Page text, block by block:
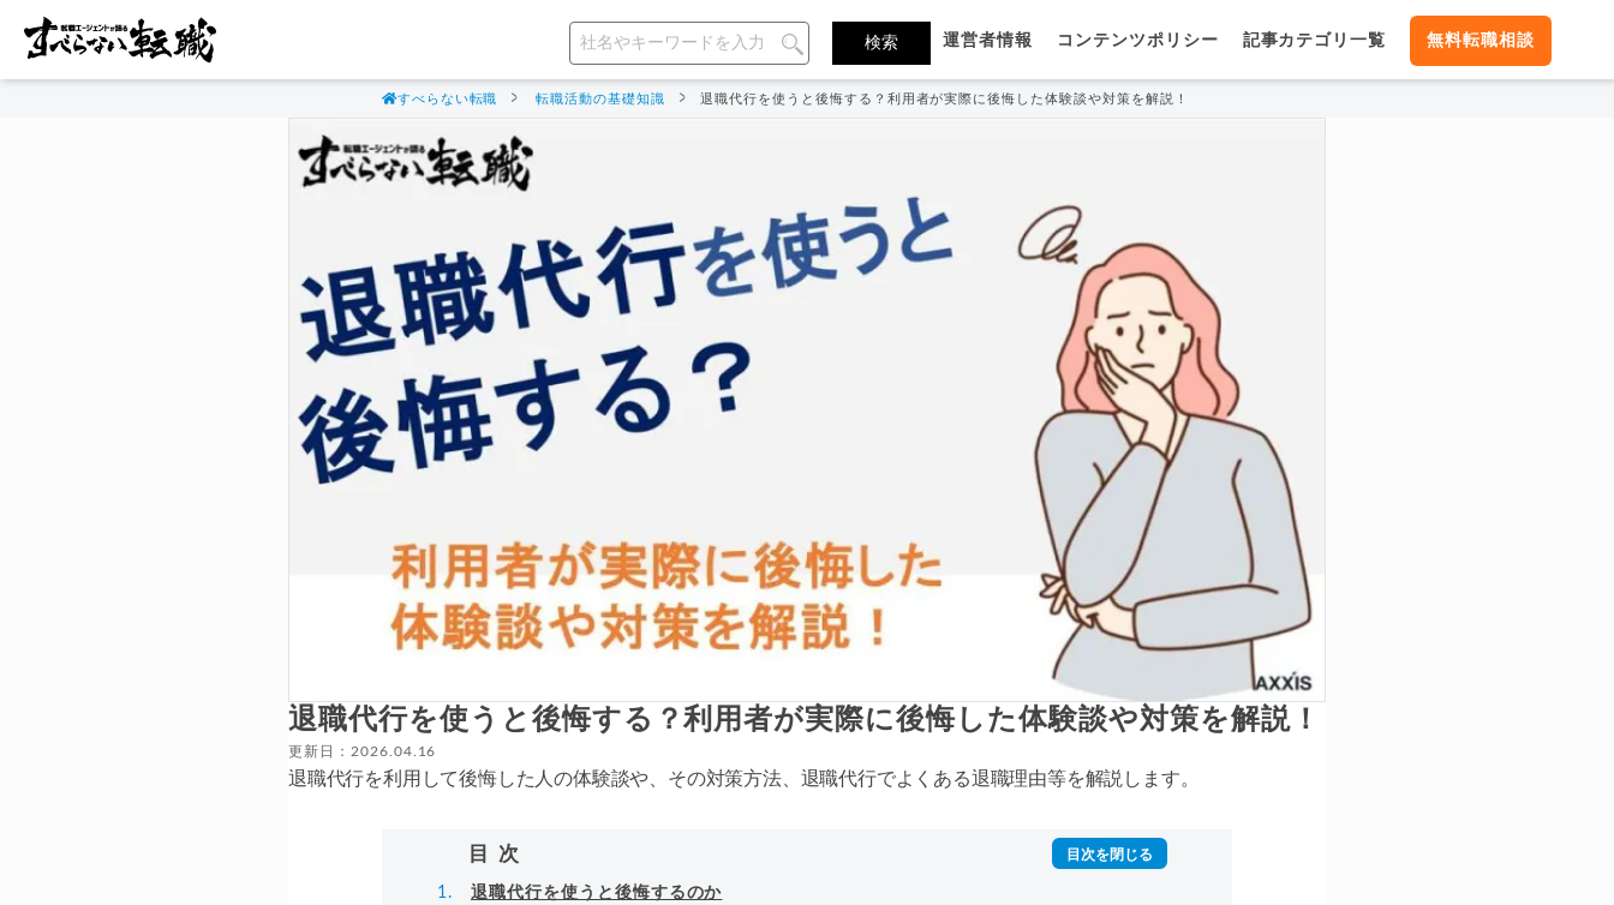
運営者情報 コンテンツポリシー 記事カテゴリ一覧 無料転職相談
すべらない転職 転職活動の基礎知識 退職代行を使うと後悔する？利用者が実際に後悔した体験談や対策を解説！
退職代行を使うと後悔する？利用者が実際に後悔した体験談や対策を解説！
更新日：2026.04.16
退職代行を利用して後悔した人の体験談や、その対策方法、退職代行でよくある退職理由等を解説します。
目次
退職代行を使うと後悔するのか